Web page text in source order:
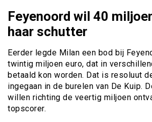
Feyenoord wil 40
haar schutter
Eerder legde Milan een bod bij
twintig miljoen euro, dat in
betaald kon worden. Dat is resoluut
ingegaan in de burelen van De Kuip.
willen richting de veertig miljoen
topscorer.